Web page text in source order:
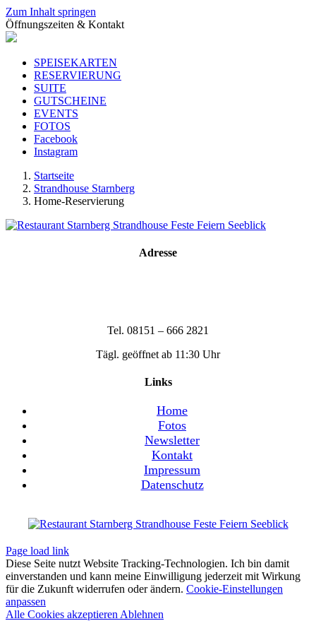
Zum Inhalt springen
Öffnungszeiten & Kontakt
SPEISEKARTEN
RESERVIERUNG
SUITE
GUTSCHEINE
EVENTS
FOTOS
Facebook
Instagram
Startseite
Strandhouse Starnberg
Home-Reservierung
Adresse
Tel. 08151 – 666 2821
Tägl. geöffnet ab 11:30 Uhr
Links
Home
Fotos
Newsletter
Kontakt
Impressum
Datenschutz
Page load link
Diese Seite nutzt Website Tracking-Technologien. Ich bin damit
einverstanden und kann meine Einwilligung jederzeit mit Wirkung
für die Zukunft widerrufen oder ändern. Cookie-Einstellungen
anpassen
Alle Cookies akzeptieren Ablehnen